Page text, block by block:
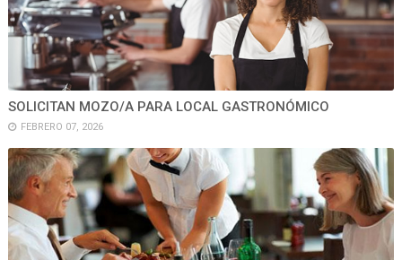
SOLICITAN MOZO/A PARA LOCAL GASTRONÓMICO
FEBRERO 07, 2026